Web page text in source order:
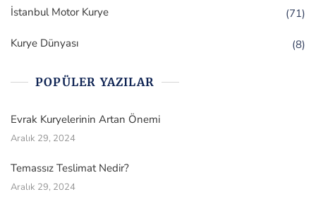
İstanbul Motor Kurye (71)
Kurye Dünyası (8)
POPÜLER YAZILAR
Evrak Kuryelerinin Artan Önemi
Aralık 29, 2024
Temassız Teslimat Nedir?
Aralık 29, 2024